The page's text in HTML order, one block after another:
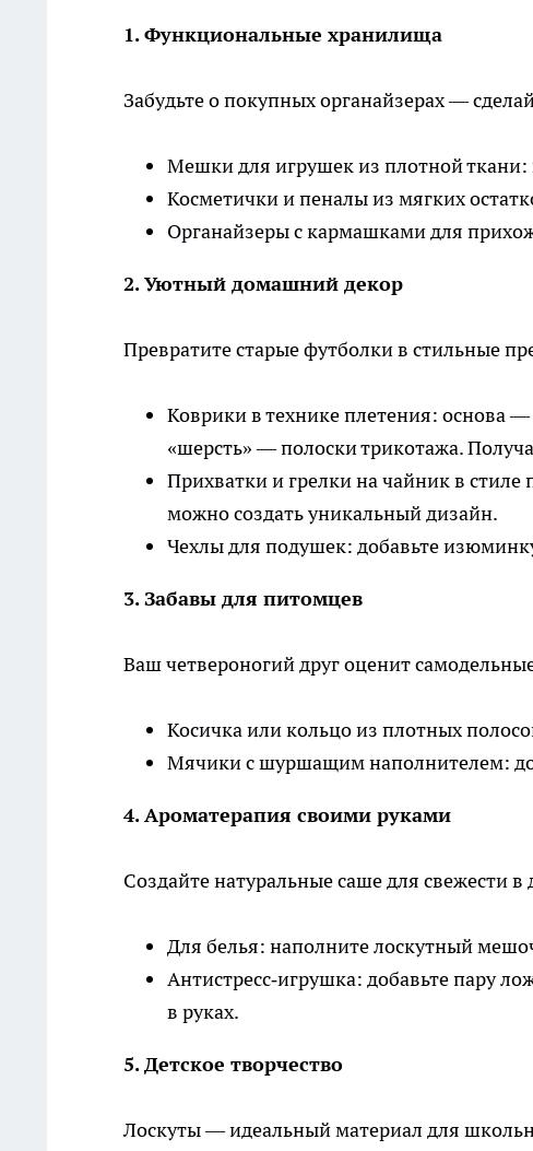
1. Функциональные хранилища
Забудьте о покупных органайзерах —
Мешки для игрушек из плотной ткани:
Косметички и пеналы из мягких
Органайзеры с кармашками для
2. Уютный домашний декор
Превратите старые футболки в стильные
Коврики в технике плетения: основа —
«шерсть» — полоски трикотажа.
Прихватки и грелки на чайник в
можно создать уникальный дизайн.
Чехлы для подушек: добавьте
3. Забавы для питомцев
Ваш четвероногий друг оценит
Косичка или кольцо из плотных
Мячики с шуршащим наполнителем:
4. Ароматерапия своими руками
Создайте натуральные саше для свежести в
Для белья: наполните лоскутный
Антистресс‑игрушка: добавьте пару
в руках.
5. Детское творчество
Лоскуты — идеальный материал для